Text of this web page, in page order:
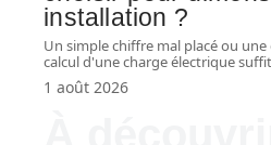
installation ?
Un simple chiffre mal placé ou
calcul d'une charge électrique suffit
1 août 2026